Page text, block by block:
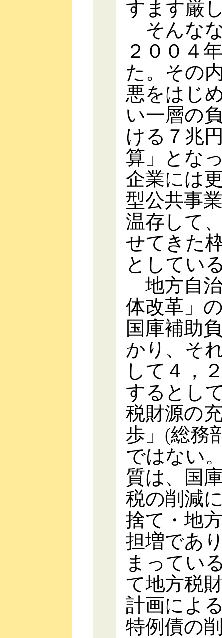
すます厳
そんな
２００４
た。その
悪をはじ
い一層の
ける７兆
算」とな
企業には
型公共事
温存して
せてきた
としてい
地方自
体改革」
国庫補助
かり、そ
して４，
するとし
税財源の
歩」(総務
ではない
質は、国
税の削減
捨て・地
担増であ
まってい
て地方税
計画によ
特例債の